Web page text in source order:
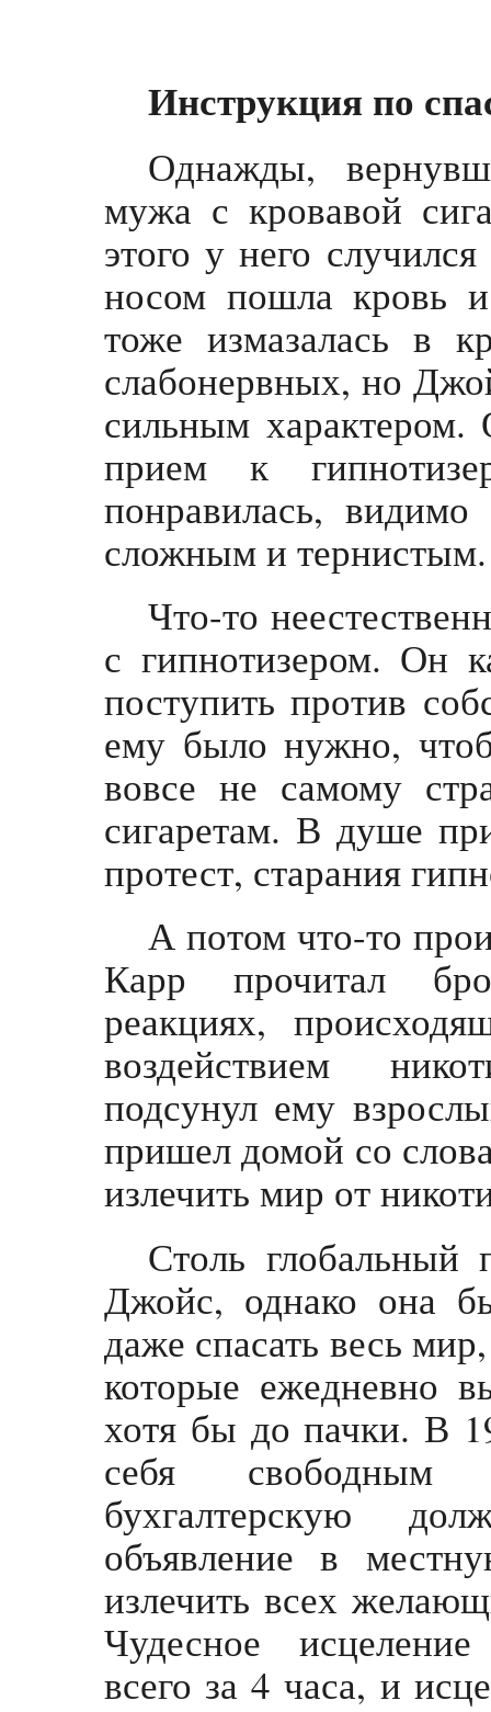
Инструкция по
Однажды,
мужа с кровавой
этого у него
носом пошла кровь и
тоже измазалась в
слабонервных, но
сильным
прием к
понравилась,
сложным и тернистым.
Что-то
с гипнотизером. Он
поступить против
ему было нужно,
вовсе не самому
сигаретам. В душе
протест, старания
А потом что-то
Карр прочитал
реакциях,
воздействием
подсунул ему
пришел домой со
излечить мир от
Столь глобальный
Джойс, однако она
даже спасать весь
которые ежедневно
хотя бы до пачки. В
себя свободным
бухгалтерскую
объявление в
излечить всех
Чудесное
всего за 4 часа, и